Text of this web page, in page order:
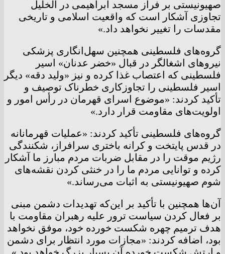
صهیونیستی بر فراز مسجد ابراهیمی در الخلیل
تجاوزی آشکار است که واقعیت اسلامی و تاریخی
مقدسات را تغییر نخواهد داد.»
گروه‌های فلسطینی همچنین سهل‌انگاری پزشکی
نیرو‌های اشغالگر در قبال «خضر عدنان» اسیر
فلسطینی که اعتصاب غذا کرده و نیز «ولید دقه» دیگر
اسیر فلسطینی را تجاوزکاری خطرناک توصیف و
تأکید کردند: «موضوع اسرای قهرمان در رأس امور و
اولویت‌های مقاومت قرار دارد.»
گروه‌های فلسطینی تأکید کردند: «عملیات قهرمانانه
در قدس پایتخت و کرانه باختری سرافراز، شکنندگی
رژیم موقت را در مقابل ضربات مردم مبارز ما آشکار
کرده و توانایی مردم ما را در خنثی کردن نقشه‌های
شوم صهیونیستی به اثبات می‌رساند.»
آن‌ها همچنین با تأکید بر این‌که تهدیدات دشمن مبنی
بر فعال کردن سیاست ترور علیه رهبران مقاومت با
هدف ترمیم چهره شکست خورده خود، موفق نخواهد
بود، اضافه کردند: «مجازات مورد انتظار برای دشمن